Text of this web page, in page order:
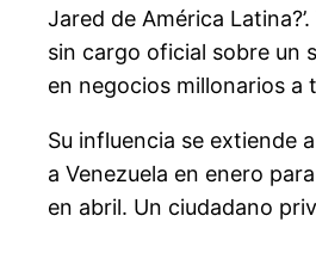
Jared de América
sin cargo oficial sobre un
en negocios millonarios a
Su influencia se extiende
a Venezuela en enero
en abril. Un ciudadano